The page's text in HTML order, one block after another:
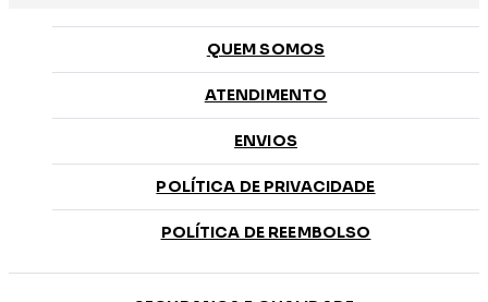
QUEM SOMOS
ATENDIMENTO
ENVIOS
POLÍTICA DE PRIVACIDADE
POLÍTICA DE REEMBOLSO